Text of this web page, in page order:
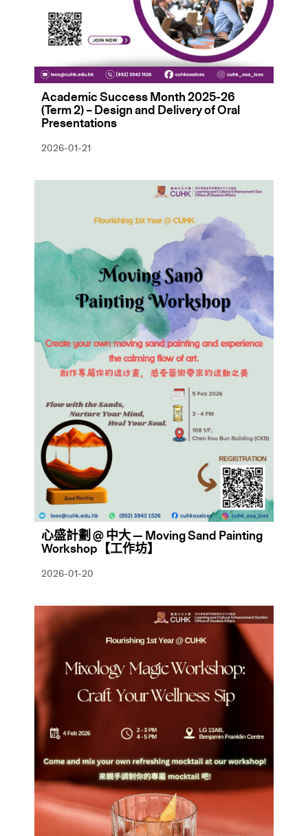
Academic Success Month 2025-26
(Term 2) – Design and Delivery of Oral
Presentations
2026-01-21
心盛計劃 @ 中大 — Moving Sand Painting
Workshop【工作坊】
2026-01-20